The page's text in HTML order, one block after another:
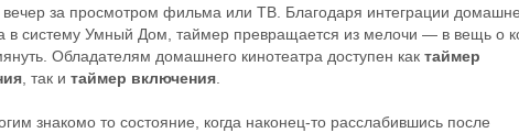
вечер за просмотром фильма или ТВ. Благодаря интеграции
в систему Умный Дом, таймер превращается из мелочи — в вещь о
Обладателям домашнего кинотеатра доступен как таймер
, так и таймер включения
знакомо то состояние, когда наконец-то расслабившись после